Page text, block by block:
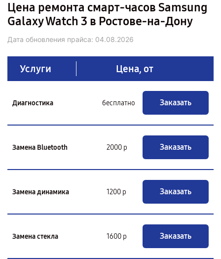
Цена ремонта смарт-часов Samsung
Galaxy Watch 3 в Ростове-на-Дону
Дата обновления прайса: 04.08.2026
Услуги Цена, от
Диагностика бесплатно Заказать
Замена Bluetooth 2000 р Заказать
Замена динамика 1200 р Заказать
Замена стекла 1600 р Заказать